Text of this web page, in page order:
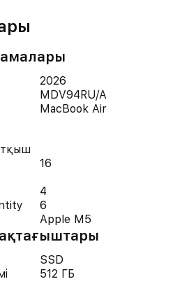
2026
MDV94RU/A
MacBook Air
16
4
6
Apple M5
SSD
512 ГБ